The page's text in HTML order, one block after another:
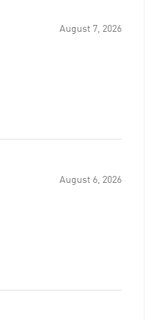
August 7, 2026
August 6, 2026